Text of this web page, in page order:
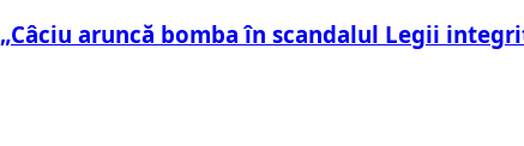
„Câciu aruncă bomba în scandalul Legii